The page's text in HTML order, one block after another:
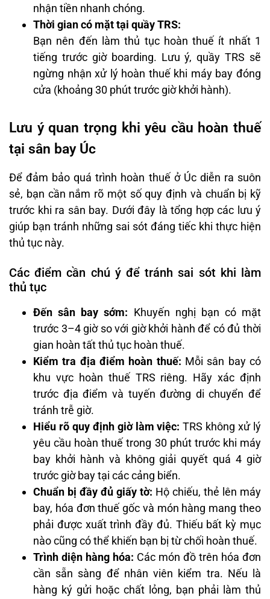
nhận tiền nhanh chóng.
Thời gian có mặt tại quầy TRS:
Bạn nên đến làm thủ tục hoàn thuế ít nhất 1
tiếng trước giờ boarding. Lưu ý, quầy TRS sẽ
ngừng nhận xử lý hoàn thuế khi máy bay đóng
cửa (khoảng 30 phút trước giờ khởi hành).
Lưu ý quan trọng khi yêu cầu hoàn thuế
tại sân bay Úc
Để đảm bảo quá trình hoàn thuế ở Úc diễn ra suôn
sẻ, bạn cần nắm rõ một số quy định và chuẩn bị kỹ
trước khi ra sân bay. Dưới đây là tổng hợp các lưu ý
giúp bạn tránh những sai sót đáng tiếc khi thực hiện
thủ tục này.
Các điểm cần chú ý để tránh sai sót khi làm
thủ tục
Đến sân bay sớm: Khuyến nghị bạn có mặt
trước 3–4 giờ so với giờ khởi hành để có đủ thời
gian hoàn tất thủ tục hoàn thuế.
Kiểm tra địa điểm hoàn thuế: Mỗi sân bay có
khu vực hoàn thuế TRS riêng. Hãy xác định
trước địa điểm và tuyến đường di chuyển để
tránh trễ giờ.
Hiểu rõ quy định giờ làm việc: TRS không xử lý
yêu cầu hoàn thuế trong 30 phút trước khi máy
bay khởi hành và không giải quyết quá 4 giờ
trước giờ bay tại các cảng biển.
Chuẩn bị đầy đủ giấy tờ: Hộ chiếu, thẻ lên máy
bay, hóa đơn thuế gốc và món hàng mang theo
phải được xuất trình đầy đủ. Thiếu bất kỳ mục
nào cũng có thể khiến bạn bị từ chối hoàn thuế.
Trình diện hàng hóa: Các món đồ trên hóa đơn
cần sẵn sàng để nhân viên kiểm tra. Nếu là
hàng ký gửi hoặc chất lỏng, bạn phải làm thủ